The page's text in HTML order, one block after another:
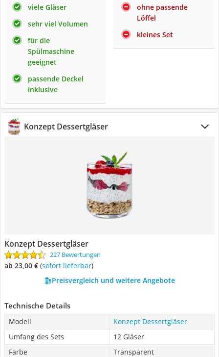
viele Gläser
sehr viel Volumen
für die
Spülmaschine
geeignet
passende Deckel
inklusive
ohne passende
Löffel
kleines Set
Konzept Dessertgläser
Konzept Dessertgläser
227 Bewertungen
ab 23,00 € ( Sofort lieferbar)
Preisvergleich und weitere Angebote
Technische Details
Modell
Konzept Dessertgläser
Umfang des Sets
12 Gläser
Farbe
Transparent